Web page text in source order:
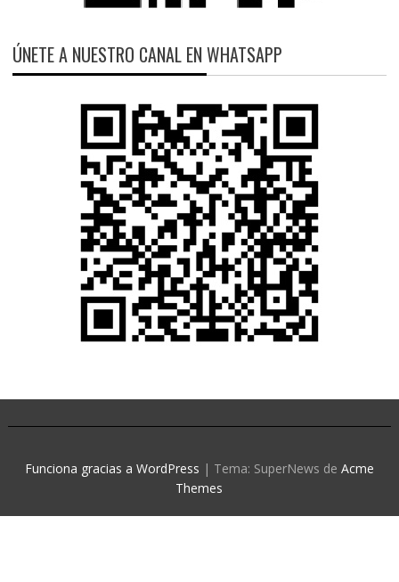
ÚNETE A NUESTRO CANAL EN WHATSAPP
Funciona gracias a WordPress | Tema: SuperNews de Acme
Themes